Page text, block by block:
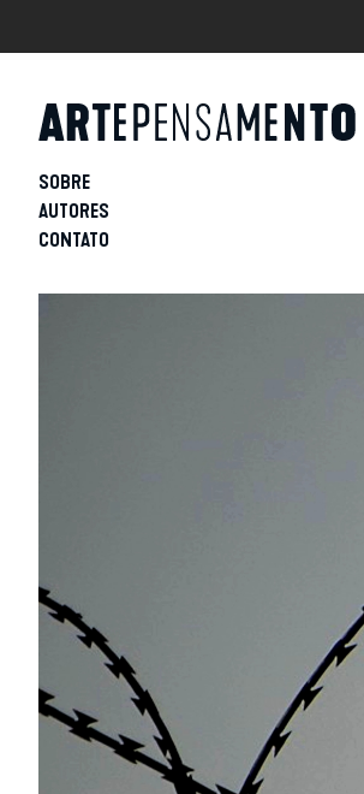
SOBRE
AUTORES
CONTATO